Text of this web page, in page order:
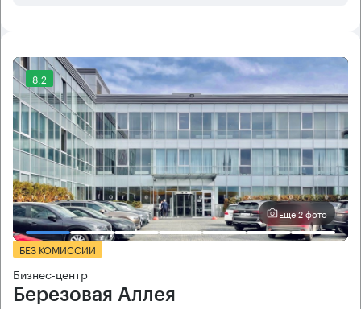
8.2
Еще 2 фото
БЕЗ КОМИССИИ
Бизнес-центр
Березовая Аллея